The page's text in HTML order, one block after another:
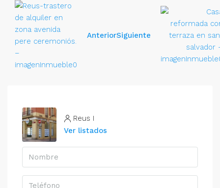
AnteriorSiguiente
Reus I
Ver listados